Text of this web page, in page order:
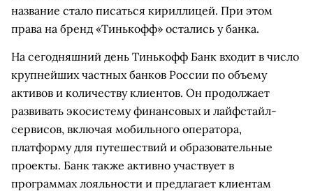
название стало писаться кириллицей. При этом
права на бренд «Тинькофф» остались у банка.
На сегодняшний день Тинькофф Банк входит в число
крупнейших частных банков России по объему
активов и количеству клиентов. Он продолжает
развивать экосистему финансовых и лайфстайл-
сервисов, включая мобильного оператора,
платформу для путешествий и образовательные
проекты. Банк также активно участвует в
программах лояльности и предлагает клиентам